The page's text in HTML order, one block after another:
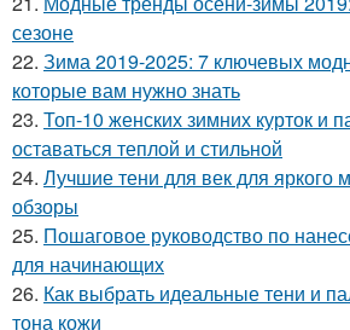
сезоне
22. Зима 2019-2025: 7 ключевых
которые вам нужно знать
23. Топ-10 женских зимних курток и
оставаться теплой и стильной
24. Лучшие тени для век для яркого
обзоры
25. Пошаговое руководство по
для начинающих
26. Как выбрать идеальные тени и
тона кожи